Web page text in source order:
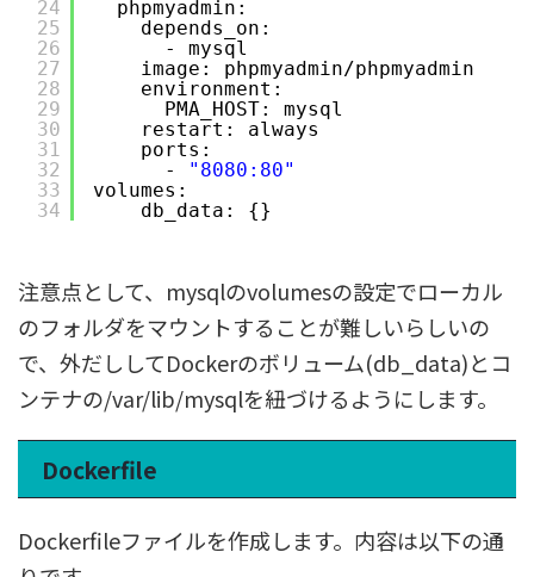
24
25
26
27
28
29
30
31
32
33
34
phpmyadmin:
depends_on:
- mysql
image: phpmyadmin/phpmyadmin
environment:
PMA_HOST: mysql
restart: always
ports:
-
"8080:80"
volumes:
db_data: {}
注意点として、mysqlのvolumesの設定でローカル
のフォルダをマウントすることが難しいらしいの
で、外だししてDockerのボリューム(db_data)とコ
ンテナの/var/lib/mysqlを紐づけるようにします。
Dockerfile
Dockerfileファイルを作成します。内容は以下の通